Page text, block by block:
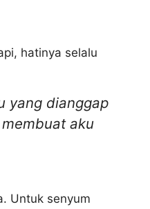
hatinya selalu
yang dianggap
aku
Untuk senyum